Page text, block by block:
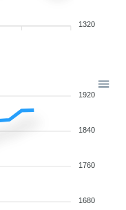
1320
1920
1840
1760
1680